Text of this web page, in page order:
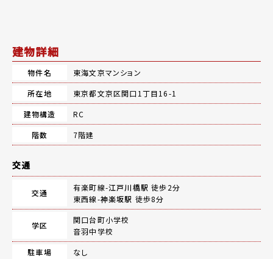
建物詳細
物件名
東海文京マンション
所在地
東京都文京区関口1丁目16-1
建物構造
RC
階数
7階建
交通
交通
有楽町線-江戸川橋駅 徒歩2分
東西線-神楽坂駅 徒歩8分
学区
関口台町小学校
音羽中学校
駐車場
なし